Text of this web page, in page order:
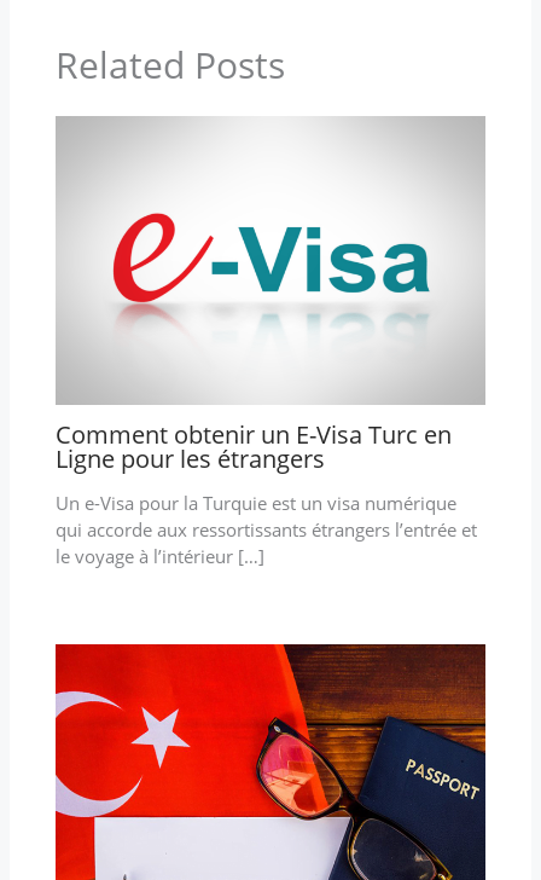
Related Posts
Comment obtenir un E-Visa Turc en
Ligne pour les étrangers
Un e-Visa pour la Turquie est un visa numérique
qui accorde aux ressortissants étrangers l’entrée et
le voyage à l’intérieur […]